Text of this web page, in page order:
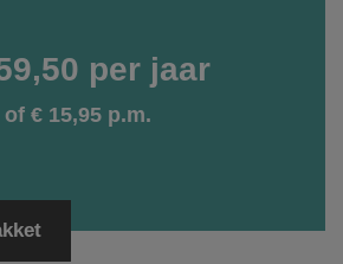
per jaar
of € 15,95 p.m.